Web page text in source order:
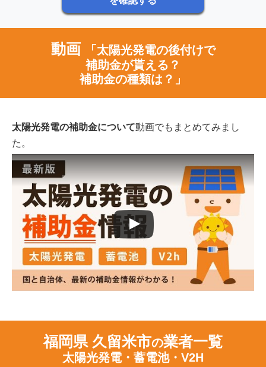
動画
「太陽光発電の後付けで
補助金が貰える？
補助金の種類は？」
太陽光発電の補助金について動画でもまとめてみまし
た。
福岡県 久留米市の業者一覧
太陽光発電・蓄電池・V2H